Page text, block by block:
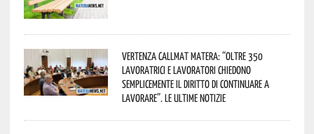
Vertenza CallMat Matera: “Oltre 350
lavoratrici e lavoratori chiedono
semplicemente il diritto di continuare a
lavorare”. Le ultime notizie